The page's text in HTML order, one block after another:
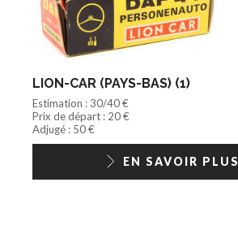
LION-CAR (PAYS-BAS) (1)
Estimation : 30/40 €
Prix de départ : 20 €
Adjugé : 50 €
EN SAVOIR PLUS